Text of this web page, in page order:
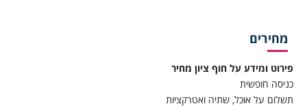
מחירים
פירוט ומידע על חוף ציון מחיר
כניסה חופשית
תשלום על אוכל, שתיה ואטרקציות